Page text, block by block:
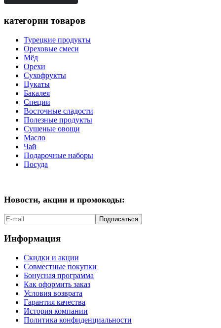
категории товаров
Турецкие продукты
Ореховые смеси
Мёд
Орехи
Сухофрукты
Цукаты
Бакалея
Специи
Восточные сладости
Полезные продукты
Сушеные овощи
Масло
Чай
Подарочные наборы
Посуда
Новости, акции и промокоды:
Подписаться
Информация
Скидки и акции
Совместные покупки
Бонусная программа
Как оформить заказ
Условия возврата
Гарантия качества
История компании
Политика конфиденциальности